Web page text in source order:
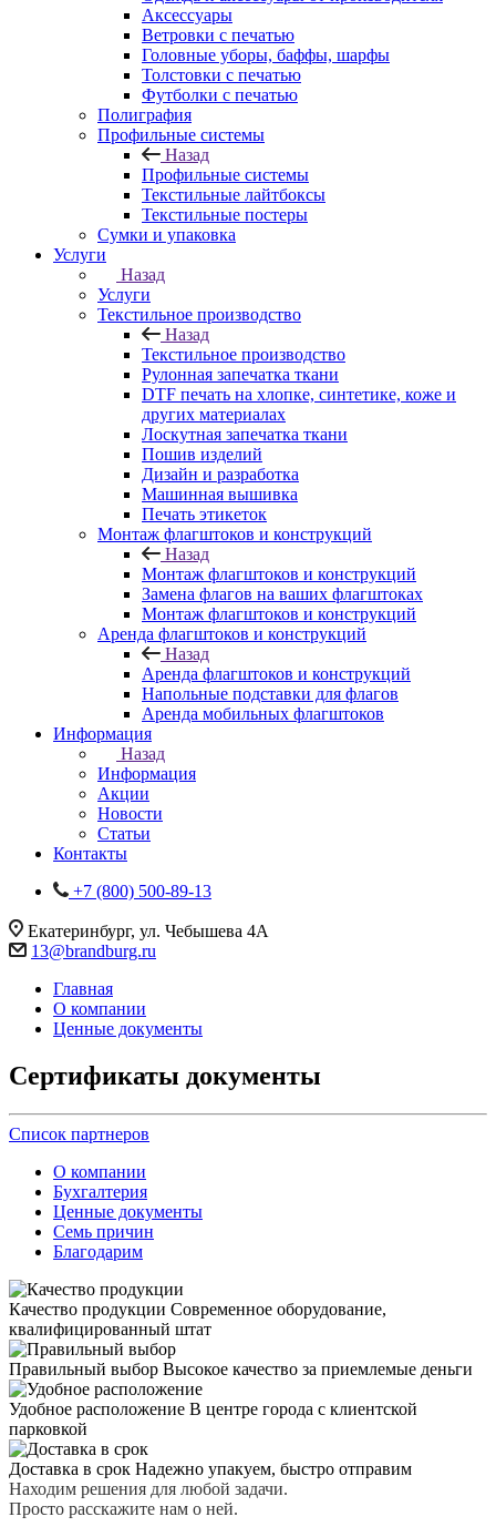
Аксессуары
Ветровки с печатью
Головные уборы, баффы, шарфы
Толстовки с печатью
Футболки с печатью
Полиграфия
Профильные системы
Назад
Профильные системы
Текстильные лайтбоксы
Текстильные постеры
Сумки и упаковка
Услуги
Назад
Услуги
Текстильное производство
Назад
Текстильное производство
Рулонная запечатка ткани
DTF печать на хлопке, синтетике, коже и
других материалах
Лоскутная запечатка ткани
Пошив изделий
Дизайн и разработка
Машинная вышивка
Печать этикеток
Монтаж флагштоков и конструкций
Назад
Монтаж флагштоков и конструкций
Замена флагов на ваших флагштоках
Монтаж флагштоков и конструкций
Аренда флагштоков и конструкций
Назад
Аренда флагштоков и конструкций
Напольные подставки для флагов
Аренда мобильных флагштоков
Информация
Назад
Информация
Акции
Новости
Статьи
Контакты
+7 (800) 500-89-13
Екатеринбург, ул. Чебышева 4А
13@brandburg.ru
Главная
О компании
Ценные документы
Сертификаты документы
Список партнеров
О компании
Бухгалтерия
Ценные документы
Семь причин
Благодарим
Качество продукции Современное оборудование,
квалифицированный штат
Правильный выбор Высокое качество за приемлемые деньги
Удобное расположение В центре города с клиентской
парковкой
Доставка в срок Надежно упакуем, быстро отправим
Находим решения для любой задачи.
Просто расскажите нам о ней.